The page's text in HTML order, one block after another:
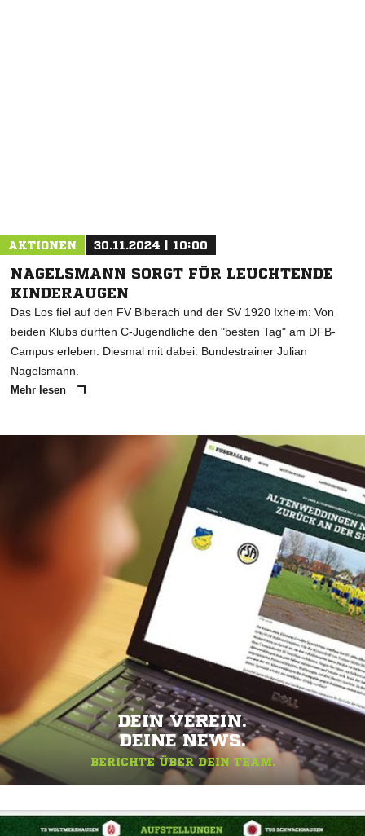
AKTIONEN 30.11.2024 | 10:00
NAGELSMANN SORGT FÜR LEUCHTENDE
KINDERAUGEN
Das Los fiel auf den FV Biberach und der SV 1920 Ixheim: Von
beiden Klubs durften C-Jugendliche den "besten Tag" am DFB-
Campus erleben. Diesmal mit dabei: Bundestrainer Julian
Nagelsmann.
Mehr lesen
DEIN VEREIN.
DEINE NEWS.
BERICHTE ÜBER DEIN TEAM.